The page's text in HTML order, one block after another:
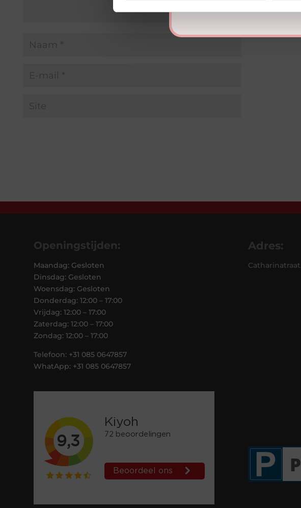
Openingstijden:
Maandag: Gesloten
Dinsdag: Gesloten
Woensdag: Gesloten
Donderdag: 12:00 – 17:00
Vrijdag: 12:00 – 17:00
Zaterdag: 12:00 – 17:00
Zondag: 12:00 – 17:00
Telefoon: +31 085 0647857
WhatApp: +31 085 0647857
Adres:
Catharinatraat